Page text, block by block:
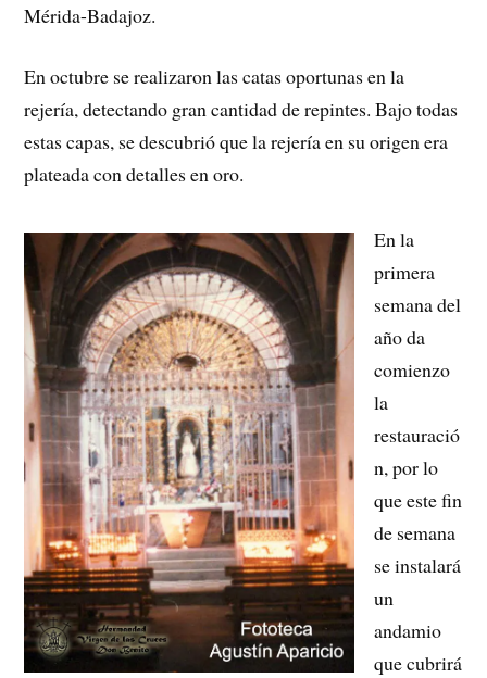
Mérida-Badajoz.
En octubre se realizaron las catas oportunas en la
rejería, detectando gran cantidad de repintes. Bajo todas
estas capas, se descubrió que la rejería en su origen era
plateada con detalles en oro.
En la
primera
semana del
año da
comienzo
la
restauració
n, por lo
que este fin
de semana
se instalará
un
andamio
que cubrirá